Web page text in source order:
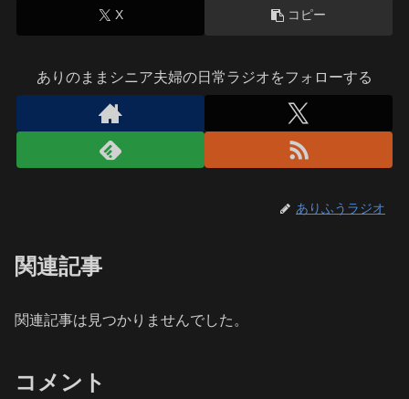
X コピー
ありのままシニア夫婦の日常ラジオをフォローする
ありふうラジオ
関連記事
関連記事は見つかりませんでした。
コメント